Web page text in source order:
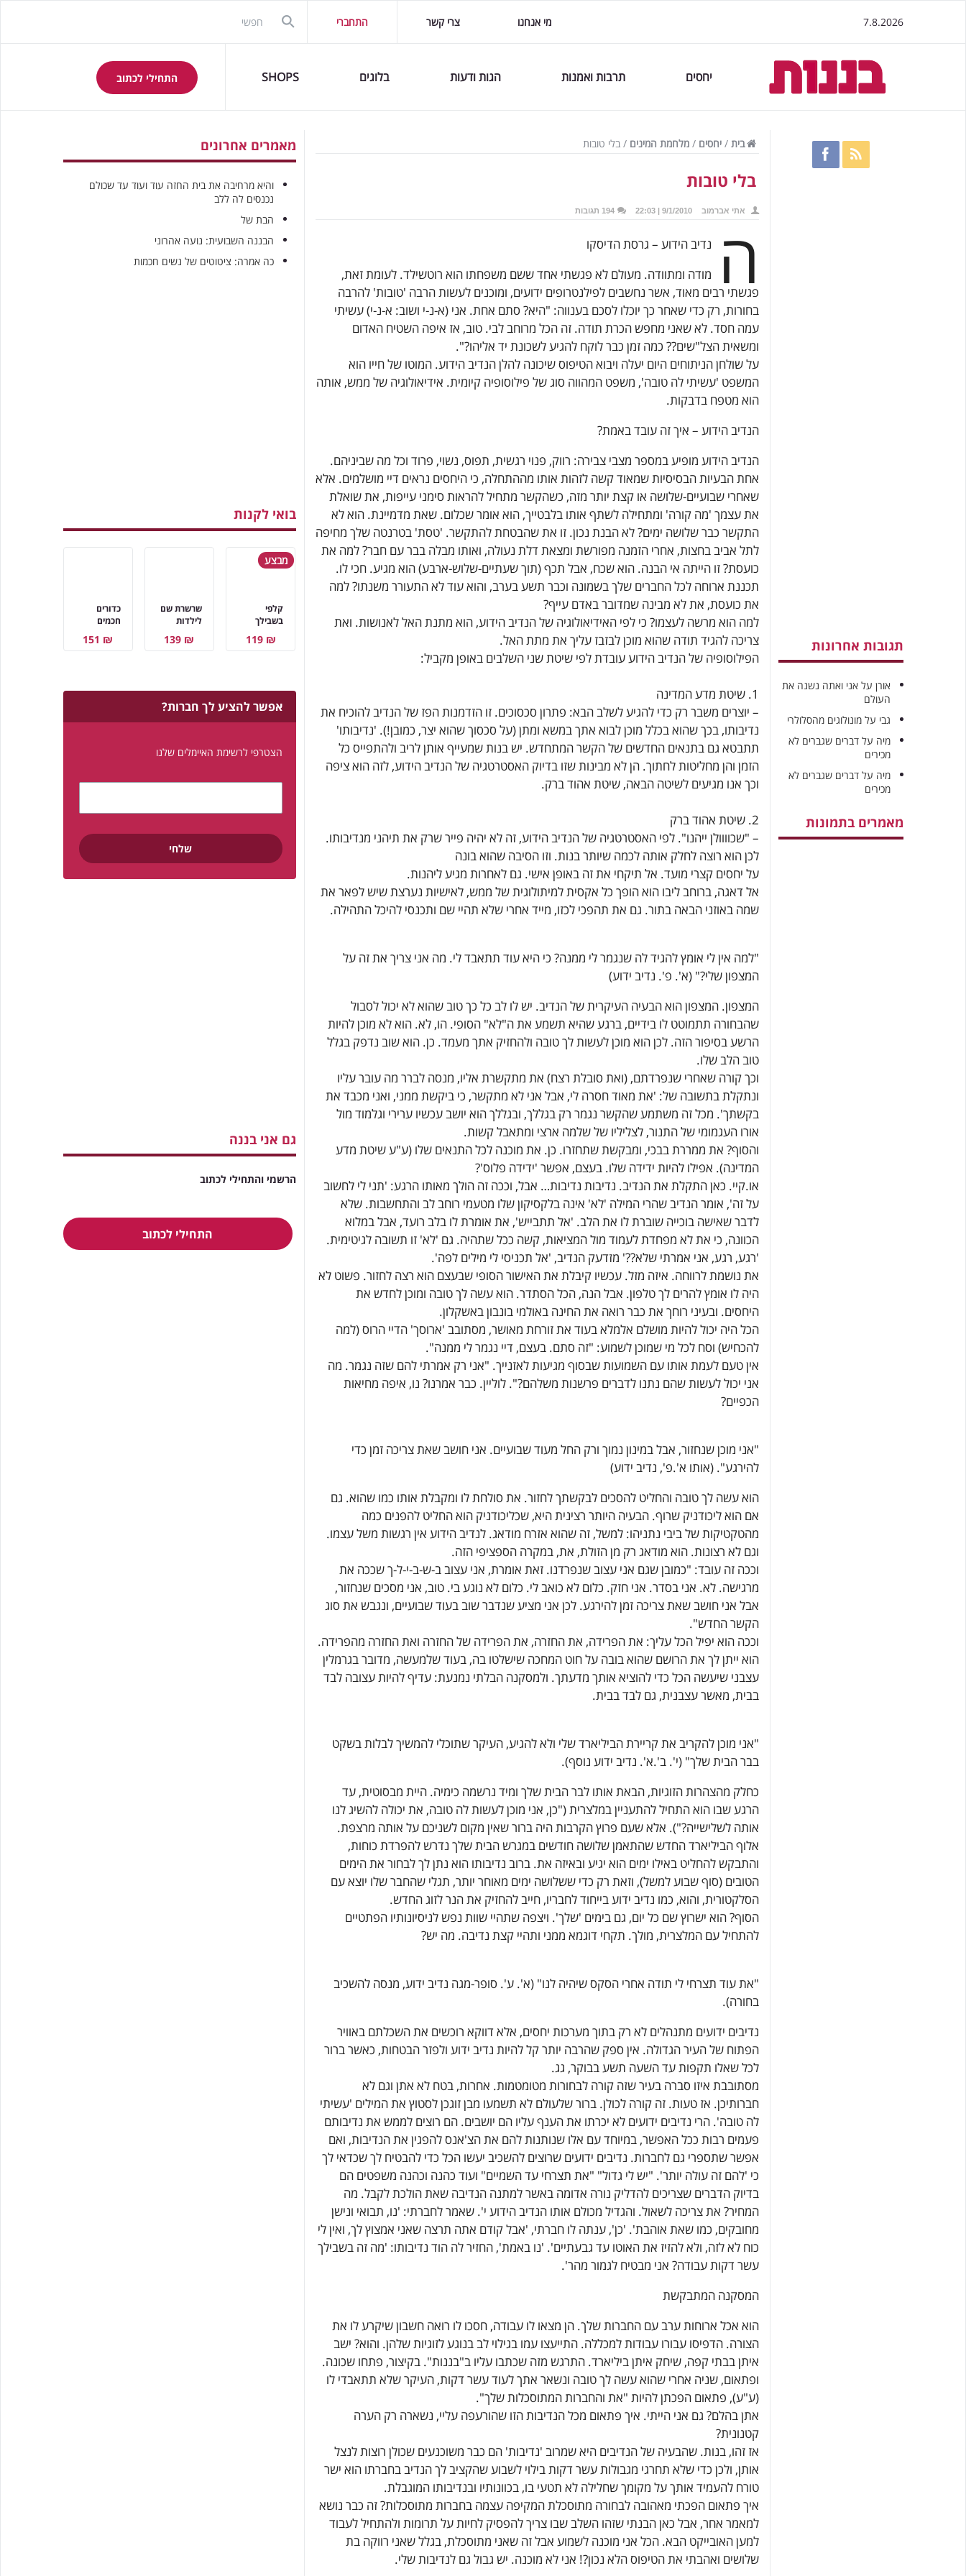
התחברי צרי קשר מי אנחנו 7.8.2026
התחילי לכתוב יחסים תרבות ואמנות הגות ודעות בלוגים SHOPS
מאמרים אחרונים
והיא מרחיבה את בית החזה עוד ועוד עד שכולם
נכנסים לה ללב
הבת של
הבננה השבועית: נועה אהרוני
כה אמרה: ציטוטים של נשים חכמות
בואי לקנות
כדורים
חכמים
₪ 151
שרשרת שם
לילדות
₪ 139
מבצע
קלפי
בשבילך
₪ 119
אפשר להציע לך חברות?
הצטרפי לרשימת האיימלים שלנו
גם אני בננה
הרשמי והתחילי לכתוב
התחילי לכתוב
בית /יחסים /מלחמת המינים /בלי טובות
בלי טובות
אתי אברמוב 9/1/2010 | 22:03 194 תגובות
ה
נדיב הידוע – גרסת הדיסקו
מודה ומתוודה. מעולם לא פגשתי אחד ששם משפחתו הוא רוטשילד. לעומת זאת,
פגשתי רבים מאוד, אשר נחשבים לפילנטרופים ידועים, ומוכנים לעשות הרבה 'טובות' להרבה
בחורות, רק כדי שאחר כך יוכלו לסכם בענווה: "היא? סתם אחת. אני (א-נ-י ושוב: א-נ-י) עשיתי
עמה חסד. לא שאני מחפש הכרת תודה. זה הכל מרוחב לבי. טוב, אז איפה השטיח האדום
ומשאית הצל"שים?? כמה זמן כבר לוקח להגיע לשכונת יד אליהו?".
על שולחן הניתוחים היום יעלה ויבוא הטיפוס שיכונה להלן הנדיב הידוע. המוטו של חייו הוא
המשפט 'עשיתי לה טובה', משפט המהווה סוג של פילוסופיה קיומית. אידיאולוגיה של ממש, אותה
הוא מטפח בדבקות.
הנדיב הידוע – איך זה עובד באמת?
הנדיב הידוע מופיע במספר מצבי צבירה: רווק, פנוי רגשית, תפוס, נשוי, פרוד וכל מה שביניהם.
אחת הבעיות הבסיסיות שמאוד קשה לזהות אותו מההתחלה, כי היחסים נראים דיי מושלמים. אלא
שאחרי שבועיים-שלושה או קצת יותר מזה, כשהקשר מתחיל להראות סימני עייפות, את שואלת
את עצמך 'מה קורה' ומתחילה לשתף אותו בלבטייך, הוא אומר שכלום. שאת מדמיינת. הוא לא
התקשר כבר שלושה ימים? לא הבנת נכון. זו את שהבטחת להתקשר. 'טסת' בטרנטה שלך מחיפה
לתל אביב בחצות, אחרי הזמנה מפורשת ומצאת דלת נעולה, ואותו מבלה בבר עם חבר? למה את
כועסת? זו הייתה אי הבנה. הוא שכח, אבל תכף (תוך שעתיים-שלוש-ארבע) הוא מגיע. חכי לו.
תכננת ארוחה לכל החברים שלך בשמונה וכבר תשע בערב, והוא עוד לא התעורר משנתו? למה
את כועסת, את לא מבינה שמדובר באדם עייף?
למה הוא מרשה לעצמו? כי לפי האידיאולוגיה של הנדיב הידוע, הוא מתנת האל לאנושות. ואת
צריכה להגיד תודה שהוא מוכן לבזבז עליך את מתת האל.
הפילוסופיה של הנדיב הידוע עובדת לפי שיטת שני השלבים באופן מקביל:
1. שיטת מדע המדינה
– יוצרים משבר רק כדי להגיע לשלב הבא: פתרון סכסוכים. זו הזדמנות הפז של הנדיב להוכיח את
נדיבותו, בכך שהוא בכלל מוכן לבוא אתך במשא ומתן (על סכסוך שהוא יצר, כמובן!). 'נדיבותו'
תתבטא גם בתנאים החדשים של הקשר המתחדש. יש בנות שמעייף אותן לריב ולהתפייס כל
הזמן והן מחליטות לחתוך. הן לא מבינות שזו בדיוק האסטרטגיה של הנדיב הידוע, לזה הוא ציפה
וכך אנו מגיעים לשיטה הבאה, שיטת אהוד ברק.
2. שיטת אהוד ברק
– "שכוווולן ייהנו". לפי האסטרטגיה של הנדיב הידוע, זה לא יהיה פייר שרק את תיהני מנדיבותו.
לכן הוא רוצה לחלק אותה לכמה שיותר בנות. וזו הסיבה שהוא בונה
על יחסים קצרי מועד. אל תיקחי את זה באופן אישי. גם לאחרות מגיע ליהנות.
אל דאגה, ברוחב ליבו הוא הופך כל אקסית למיתולוגית של ממש, לאישיות נערצת שיש לפאר את
שמה באוזני הבאה בתור. גם את תהפכי לכזו, מייד אחרי שלא תהיי שם ותכנסי להיכל התהילה.
"למה אין לי אומץ להגיד לה שנגמר לי ממנה? כי היא עוד תתאבד לי. מה אני צריך את זה על
המצפון שלי?" (א'. פ'. נדיב ידוע)
המצפון. המצפון הוא הבעיה העיקרית של הנדיב. יש לו לב כל כך טוב שהוא לא יכול לסבול
שהבחורה תתמוטט לו בידיים, ברגע שהיא תשמע את ה"לא" הסופי. הו, לא. הוא לא מוכן להיות
הרשע בסיפור הזה. לכן הוא מוכן לעשות לך טובה ולהחזיק אתך מעמד. כן. הוא שוב נדפק בגלל
טוב הלב שלו.
וכך קורה שאחרי שנפרדתם, (ואת סובלת רצח) את מתקשרת אליו, מנסה לברר מה עובר עליו
ונתקלת בתשובה של: 'את מאוד חסרה לי, אבל אני לא מתקשר, כי ביקשת ממני, ואני מכבד את
בקשתך'. מכל זה משתמע שהקשר נגמר רק בגללך, ובגללך הוא יושב עכשיו ערירי וגלמוד מול
אורו העגמומי של התנור, לצליליו של שלמה ארצי ומתאבל קשות.
והסוף? את ממררת בבכי, ומבקשת שתחזרו. כן. את מוכנה לכל התנאים שלו (ע"ע שיטת מדע
המדינה). אפילו להיות ידידה שלו. בעצם, אפשר 'ידידה פלוס'?
או.קיי. כאן התקלת את הנדיב. נדיבות נדיבות… אבל, וככה זה הולך מאותו הרגע: 'תני לי לחשוב
על זה', אומר הנדיב שהרי המילה 'לא' אינה בלקסיקון שלו מטעמי רוחב לב והתחשבות. שלא
לדבר שאישה בוכייה שוברת לו את הלב. 'אל תתבייש', את אומרת לו בלב רועד, אבל במלוא
הכוונה, כי את לא מפחדת לעמוד מול המציאות, קשה ככל שתהיה. גם 'לא' זו תשובה לגיטימית.
'רגע, רגע, אני אמרתי שלא??' מזדעק הנדיב, 'אל תכניסי לי מילים לפה'.
את נושמת לרווחה. איזה מזל. עכשיו קיבלת את האישור הסופי שבעצם הוא רצה לחזור. פשוט לא
היה לו אומץ להרים לך טלפון. אבל הנה, הכל הסתדר. הוא עשה לך טובה ומוכן לחדש את
היחסים. ובעיני רוחך את כבר רואה את החינה באולמי בונבון באשקלון.
הכל היה יכול להיות מושלם אלמלא בעוד את זורחת מאושר, מסתובב 'ארוסך' הדיי הרוס (למה
להכחיש) וסח לכל מי שמוכן לשמוע: "זה סתם. בעצם, דיי נגמר לי ממנה".
אין טעם לעמת אותו עם השמועות שבסוף מגיעות לאזנייך. "אני רק אמרתי להם שזה נגמר. מה
אני יכול לעשות שהם נתנו לדברים פרשנות משלהם?". לוליין. כבר אמרנו? נו, איפה מחיאות
הכפיים?
"אני מוכן שנחזור, אבל במינון נמוך ורק החל מעוד שבועיים. אני חושב שאת צריכה זמן כדי
להירגע". (אותו א'.פ', נדיב ידוע)
הוא עשה לך טובה והחליט להסכים לבקשתך לחזור. את סולחת לו ומקבלת אותו כמו שהוא. גם
אם הוא ליכודניק שרוף. הבעיה היותר רצינית היא, שכליכודניק הוא החליט להפנים כמה
מהטקטיקות של ביבי נתניהו: למשל, זה שהוא אזרח מודאג. לנדיב הידוע אין רגשות משל עצמו.
וגם לא רצונות. הוא מודאג רק מן הזולת, את, במקרה הספציפי הזה.
וככה זה עובד: "כמובן שגם אני עצוב שנפרדנו. זאת אומרת, אני עצוב ב-ש-ב-י-ל-ך שככה את
מרגישה. לא. אני בסדר. אני חזק. כלום לא כואב לי. כלום לא נוגע בי. טוב, אני מסכים שנחזור,
אבל אני חושב שאת צריכה זמן להירגע. לכן אני מציע שנדבר שוב בעוד שבועיים, ונגבש את סוג
הקשר החדש".
וככה הוא יפיל הכל עליך: את הפרידה, את החזרה, את הפרידה של החזרה ואת החזרה מהפרידה.
הוא ייתן לך את הרושם שהוא בובה על חוט המחכה שישלטו בה, בעוד שלמעשה, מדובר בגרמלין
עצבני שיעשה הכל כדי להוציא אותך מדעתך. ולמסקנה הבלתי נמנעת: עדיף להיות עצובה לבד
בבית, מאשר עצבנית, גם לבד בבית.
"אני מוכן להקריב את קריירת הביליארד שלי ולא להגיע, העיקר שתוכלי להמשיך לבלות בשקט
בבר הבית שלך" (י'. ב'.א'. נדיב ידוע נוסף).
כחלק מהצהרות הזוגיות, הבאת אותו לבר הבית שלך ומיד נרשמה כימיה. היית מבסוטית, עד
הרגע שבו הוא התחיל להתעניין במלצרית ("כן, אני מוכן לעשות לה טובה, את יכולה להשיג לנו
אותה לשלישייה?"). אלא שעם פרוץ הקרבות היה ברור שאין מקום לשניכם על אותה מרצפת.
אלוף הביליארד החדש שהתאמן שלושה חודשים במגרש הבית שלך נדרש להפרדת כוחות,
והתבקש להחליט באילו ימים הוא יגיע ובאיזה את. ברוב נדיבותו הוא נתן לך לבחור את הימים
הטובים (סוף שבוע למשל), וזאת רק כדי ששלושה ימים מאוחר יותר, תגלי שהחבר שלו יוצא עם
הסלקטורית, והוא, כמו נדיב ידוע בייחוד לחבריו, חייב להחזיק את הנר לזוג החדש.
הסוף? הוא ישרוץ שם כל יום, גם בימים 'שלך'. ויצפה שתהיי שוות נפש לניסיונותיו הפתטיים
להתחיל עם המלצרית, מולך. תקחי דוגמא ממני ותהיי קצת נדיבה. מה יש?
"את עוד תצרחי לי תודה אחרי הסקס שיהיה לנו" (א'. ע'. סופר-מגה נדיב ידוע, מנסה להשכיב
בחורה).
נדיבים ידועים מתנהלים לא רק בתוך מערכות יחסים, אלא דווקא רוכשים את השכלתם באוויר
הפתוח של העיר הגדולה. אין ספק שהרבה יותר קל להיות נדיב ידוע ולפזר הבטחות, כאשר ברור
לכל שאלו תקפות עד השעה תשע בבוקר, גג.
מסתובבת איזו סברה בעיר שזה קורה לבחורות מטומטמות. אחרות, בטח לא אתן וגם לא
חברותיכן. אז טעות. זה קורה לכולן. ברור שלעולם לא תשמעו מבן זוגכן לסטוץ את המילים 'עשיתי
לה טובה'. הרי נדיבים ידועים לא יכרתו את הענף עליו הם יושבים. הם רוצים לממש את נדיבותם
פעמים רבות ככל האפשר, במיוחד עם אלו שנותנות להם את הצ'אנס להפגין את הנדיבות, ואם
אפשר שתספרי גם לחברות. נדיבים ידועים שרוצים להשכיב יעשו הכל כדי להבטיח לך שכדאי לך
כי 'להם זה עולה יותר'. "יש לי גדול" "את תצרחי עד השמיים" ועוד כהנה וכהנה משפטים הם
בדיוק הדברים שצריכים להדליק נורה אדומה באשר למתנה הנדיבה שאת הולכת לקבל. מה
המחיר? את צריכה לשאול. והגדיל מכולם אותו הנדיב הידוע י'. שאמר לחברתי: 'נו, תבואי ונישן
מחובקים, כמו שאת אוהבת'. 'כן', ענתה לו חברתי, 'אבל קודם אתה תרצה שאני אמצוץ לך, ואין לי
כוח לא לזה, ולא להזיז את האוטו עד גבעתיים'. 'נו באמת', החזיר לה הוד נדיבותו: 'מה זה בשבילך
עשר דקות עבודה? אני מבטיח לגמור מהר'.
המסקנה המתבקשת
הוא אכל ארוחות ערב עם החברות שלך. הן מצאו לו עבודה, חסכו לו רואה חשבון שיקרע לו את
הצורה. הדפיסו עבורו עבודות למכללה. התייעצו עמו בגילוי לב בנוגע לזוגיות שלהן. והוא? ישב
איתן בבתי קפה, שיחק איתן ביליארד. התרגש מזה שכתבו עליו ב"בננות". בקיצור, פתחו שכונה.
ופתאום, שניה אחרי שהוא עשה לך טובה ונשאר אתך לעוד עשר דקות, העיקר שלא תתאבדי לו
(ע"ע), פתאום הפכתן להיות "את והחברות המתוסכלות שלך".
אתן בהלם? גם אני הייתי. איך פתאום מכל הנדיבות הזו שהורעפה עליי, נשארה רק הערה
קטנונית?
אז זהו, בנות. שהבעיה של הנדיבים היא שמרוב 'נדיבות' הם כבר משוכנעים שכולן רוצות לנצל
אותן, ולכן כדי שלא תחרגי מגבולות עשר דקות בילוי לשבוע שהקציב לך הנדיב בחברתו הוא ישר
טורח להעמיד אותך על מקומך שחלילה לא תטעי בו, בכוונותיו ובנדיבותו המוגבלת.
איך פתאום הפכתי מאהובה לבחורה מתוסכלת המקיפה עצמה בחברות מתוסכלות? זה כבר נושא
למאמר אחר, אבל כאן הבנתי שזהו השלב שבו צריך להפסיק לחיות על תרומות ולהתחיל לעבוד
למען האובייקט הבא. הכל אני מוכנה לשמוע אבל זה שאני מתוסכלת, בגלל שאני רווקה בת
שלושים ואהבתי את הטיפוס הלא נכון?! אני לא מוכנה. יש גבול גם לנדיבות שלי.
תגובות אחרונות
אורן עלאני ואתה נשנה את
העולם
גבי עלמונולוגים מהסלולרי
מיה עלדברים שגברים לא
מכירים
מיה עלדברים שגברים לא
מכירים
מאמרים בתמונות